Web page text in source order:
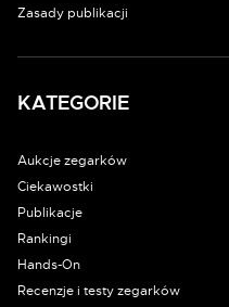
Zasady publikacji
KATEGORIE
Aukcje zegarków
Ciekawostki
Publikacje
Rankingi
Hands-On
Recenzje i testy zegarków